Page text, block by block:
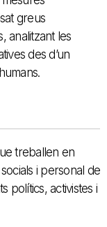
greus
analitzant les
des d’un
treballen en
i personal de
polítics, activistes i